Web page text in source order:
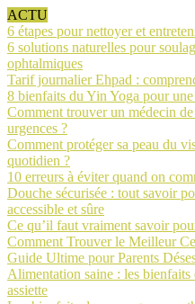
ACTU
6 étapes pour nettoyer et
6 solutions naturelles pour
ophtalmiques
Tarif journalier Ehpad :
8 bienfaits du Yin Yoga pour
Comment trouver un médecin
urgences ?
Comment protéger sa peau du
quotidien ?
10 erreurs à éviter quand on
Douche sécurisée : tout savoir
accessible et sûre
Ce qu’il faut vraiment savoir
Comment Trouver le Meilleur
Guide Ultime pour Parents
Alimentation saine : les bienfaits
assiette